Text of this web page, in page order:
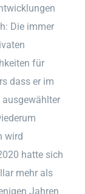
Die immer
für
dass er im
wird
hatte sich
mehr als
Jahren